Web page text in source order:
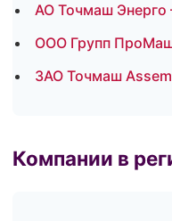
АО Точмаш
ООО Групп
ЗАО Точмаш
Компании в